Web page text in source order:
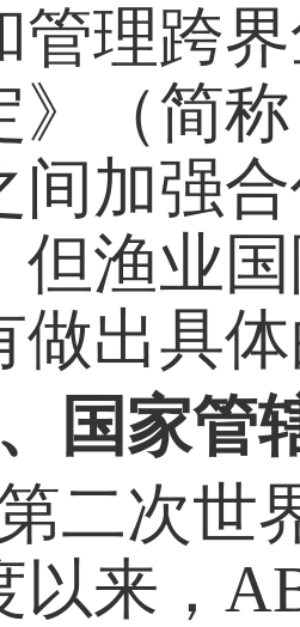
管理跨
》（简
间加强
但渔业
做出具
国家管
二次世
以来，